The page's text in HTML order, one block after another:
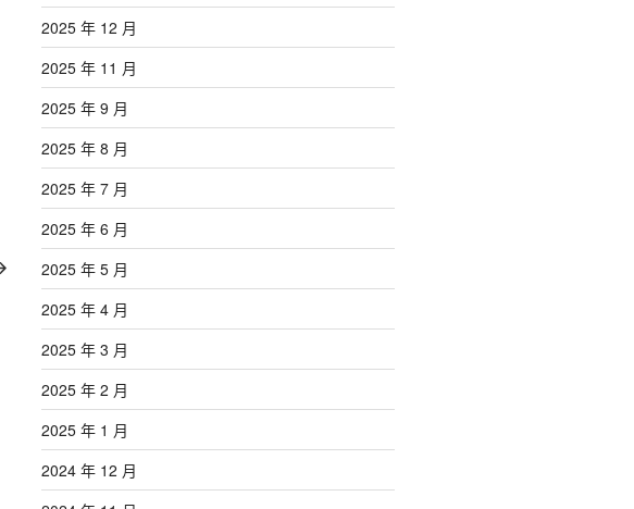
2025 年 12 月
2025 年 11 月
2025 年 9 月
2025 年 8 月
2025 年 7 月
2025 年 6 月
2025 年 5 月
2025 年 4 月
2025 年 3 月
2025 年 2 月
2025 年 1 月
2024 年 12 月